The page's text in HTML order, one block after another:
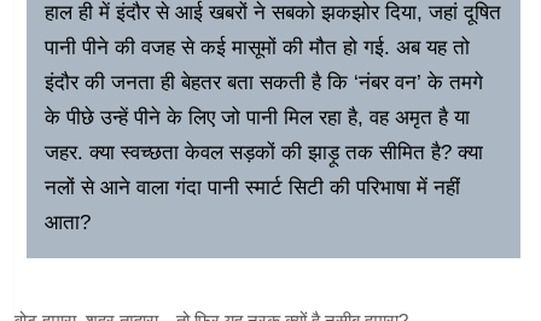
हाल ही में इंदौर से आई खबरों ने सबको झकझोर दिया, जहां दूषित
पानी पीने की वजह से कई मासूमों की मौत हो गई. अब यह तो
इंदौर की जनता ही बेहतर बता सकती है कि ‘नंबर वन’ के तमगे
के पीछे उन्हें पीने के लिए जो पानी मिल रहा है, वह अमृत है या
जहर. क्या स्वच्छता केवल सड़कों की झाड़ू तक सीमित है? क्या
नलों से आने वाला गंदा पानी स्मार्ट सिटी की परिभाषा में नहीं
आता?